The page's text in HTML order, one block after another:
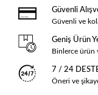
Güvenli
Güvenli ve
Geniş Ürün
Binlerce ürün
7 / 24
Öneri ve